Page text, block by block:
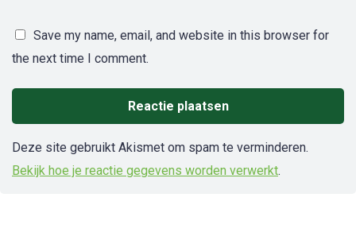
Save my name, email, and website in this browser for
the next time I comment.
Deze site gebruikt Akismet om spam te verminderen.
Bekijk hoe je reactie gegevens worden verwerkt.